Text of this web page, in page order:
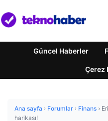
Güncel Haberler
Çerez
Ana sayfa › Forumlar › Finans ›
harikası!